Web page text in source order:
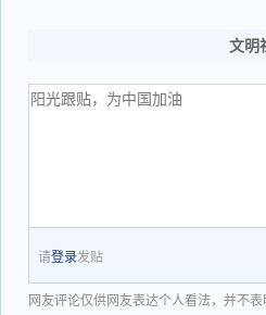
文明
请登录发贴
网友评论仅供网友表达个人看法，并不